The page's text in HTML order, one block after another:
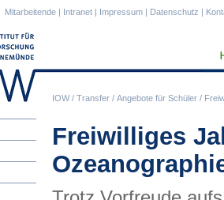
IOW/ Transfer / Angebote für Schüler /
Mitarbeitende | Intranet | Impressum | Datenschutz |
Freiwilliges